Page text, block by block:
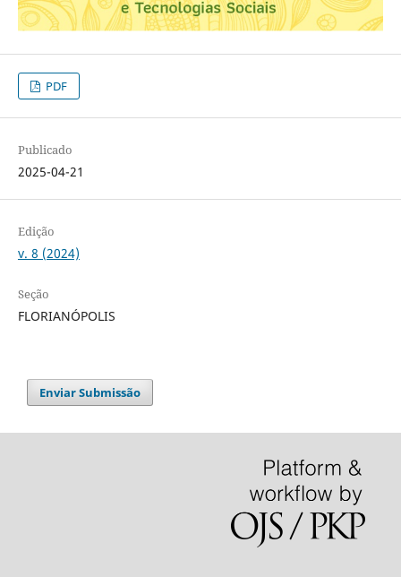
PDF
Publicado
2025-04-21
Edição
v. 8 (2024)
Seção
FLORIANÓPOLIS
Enviar Submissão